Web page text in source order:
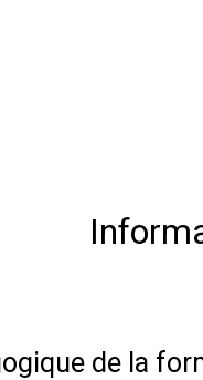
de la